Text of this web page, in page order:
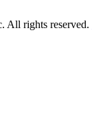
All rights reserved.